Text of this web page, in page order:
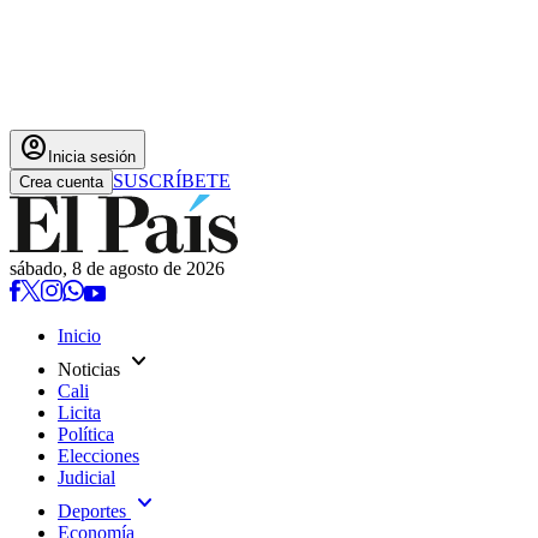
account_circle Inicia sesión
Crea cuenta SUSCRÍBETE
sábado, 8 de agosto de 2026
Inicio
Noticias expand_more
Cali
Licita
Política
Elecciones
Judicial
Deportes expand_more
Economía